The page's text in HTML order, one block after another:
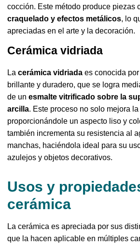
cocción. Este método produce piezas
craquelado y efectos metálicos, lo
apreciadas en el arte y la decoración.
Cerámica vidriada
La cerámica vidriada es conocida
brillante y duradero, que se logra
de un esmalte vitrificado sobre la
arcilla. Este proceso no solo mejora
proporcionándole un aspecto liso y
también incrementa su resistencia al
manchas, haciéndola ideal para su
azulejos y objetos decorativos.
Usos y
cerámica
La cerámica es apreciada por sus
que la hacen aplicable en múltiples